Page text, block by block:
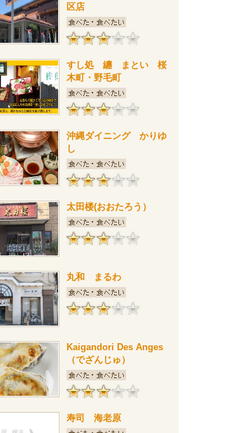
区店
すし処 纏 まとい 桜
木町・野毛町
沖縄ダイニング かりゆ
し
太田楼(おおたろう）
丸和 まるわ
Kaigandori Des Anges
（でざんじゅ）
寿司 海老原